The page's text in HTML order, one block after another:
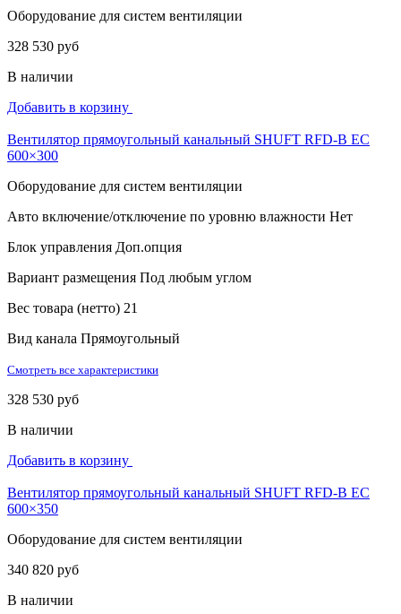
Оборудование для систем вентиляции
328 530 руб
В наличии
Добавить в корзину
Вентилятор прямоугольный канальный SHUFT RFD-B EC
600×300
Оборудование для систем вентиляции
Авто включение/отключение по уровню влажности Нет
Блок управления Доп.опция
Вариант размещения Под любым углом
Вес товара (нетто) 21
Вид канала Прямоугольный
Смотреть все характеристики
328 530 руб
В наличии
Добавить в корзину
Вентилятор прямоугольный канальный SHUFT RFD-B EC
600×350
Оборудование для систем вентиляции
340 820 руб
В наличии